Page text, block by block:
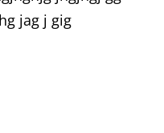
jag j gig